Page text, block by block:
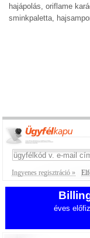
hajápolás, oriflame
sminkpaletta,
Ingyenes regisztráció »
éves